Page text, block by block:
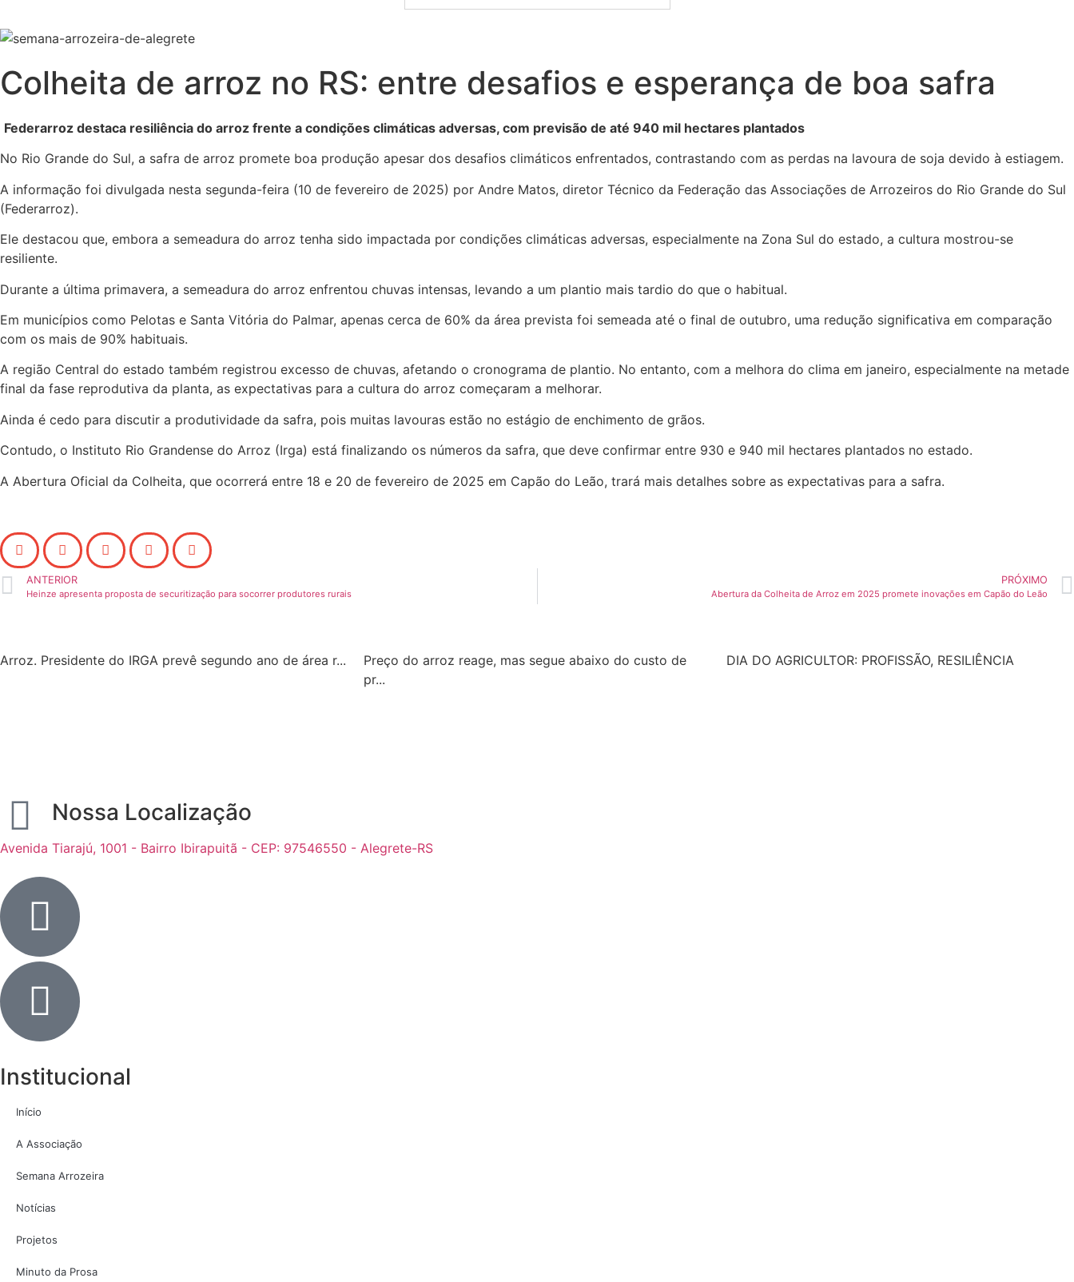
Colheita de arroz no RS: entre desafios e esperança de boa safra
Federarroz destaca resiliência do arroz frente a condições climáticas adversas, com previsão de até 940 mil hectares plantados
No Rio Grande do Sul, a safra de arroz promete boa produção apesar dos desafios climáticos enfrentados, contrastando com as perdas na lavoura de soja devido à estiagem.
A informação foi divulgada nesta segunda-feira (10 de fevereiro de 2025) por Andre Matos, diretor Técnico da Federação das Associações de Arrozeiros do Rio Grande do Sul
(Federarroz).
Ele destacou que, embora a semeadura do arroz tenha sido impactada por condições climáticas adversas, especialmente na Zona Sul do estado, a cultura mostrou-se
resiliente.
Durante a última primavera, a semeadura do arroz enfrentou chuvas intensas, levando a um plantio mais tardio do que o habitual.
Em municípios como Pelotas e Santa Vitória do Palmar, apenas cerca de 60% da área prevista foi semeada até o final de outubro, uma redução significativa em comparação
com os mais de 90% habituais.
A região Central do estado também registrou excesso de chuvas, afetando o cronograma de plantio. No entanto, com a melhora do clima em janeiro, especialmente na metade
final da fase reprodutiva da planta, as expectativas para a cultura do arroz começaram a melhorar.
Ainda é cedo para discutir a produtividade da safra, pois muitas lavouras estão no estágio de enchimento de grãos.
Contudo, o Instituto Rio Grandense do Arroz (Irga) está finalizando os números da safra, que deve confirmar entre 930 e 940 mil hectares plantados no estado.
A Abertura Oficial da Colheita, que ocorrerá entre 18 e 20 de fevereiro de 2025 em Capão do Leão, trará mais detalhes sobre as expectativas para a safra.
ANTERIOR
Heinze apresenta proposta de securitização para socorrer produtores rurais
PRÓXIMO
Abertura da Colheita de Arroz em 2025 promete inovações em Capão do Leão
Arroz. Presidente do IRGA prevê segundo ano de área r...
Preço do arroz reage, mas segue abaixo do custo de
pr...
DIA DO AGRICULTOR: PROFISSÃO, RESILIÊNCIA
Nossa Localização
Avenida Tiarajú, 1001 - Bairro Ibirapuitã - CEP: 97546550 - Alegrete-RS
Institucional
Início
A Associação
Semana Arrozeira
Notícias
Projetos
Minuto da Prosa